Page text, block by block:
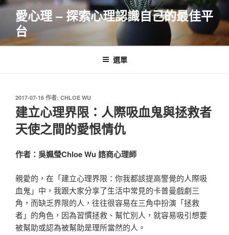
跳
要
愛心理 – 探索心理認識自己的最佳平
台
選單
發
佈
於
2017-07-16 作者: CHLOE WU
建立心理界限：人際吸血鬼與拯救者
天使之間的愛恨情仇
作者：吳姵瑩Chloe Wu 諮商心理師
親愛的，在「建立心理界限：你我都該提高警覺的人際吸
血鬼」中，我跟大家分享了生活中常見的卡普曼戲劇三
角，而缺乏界限的人，往往很容易在三角中扮演「拯救
者」的角色，因為習慣拯救、幫忙別人，就容易吸引想要
被幫助或認為被幫助是理所當然的人。